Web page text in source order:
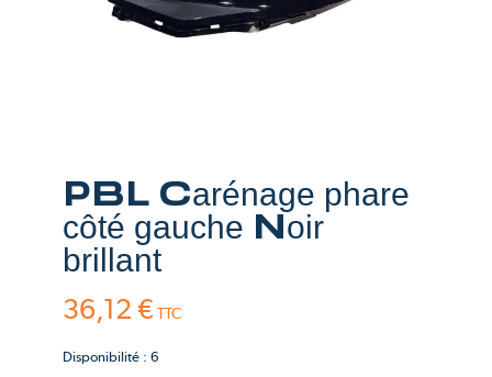
PBL Carénage phare
côté gauche Noir
brillant
36,12 € TTC
Disponibilité : 6